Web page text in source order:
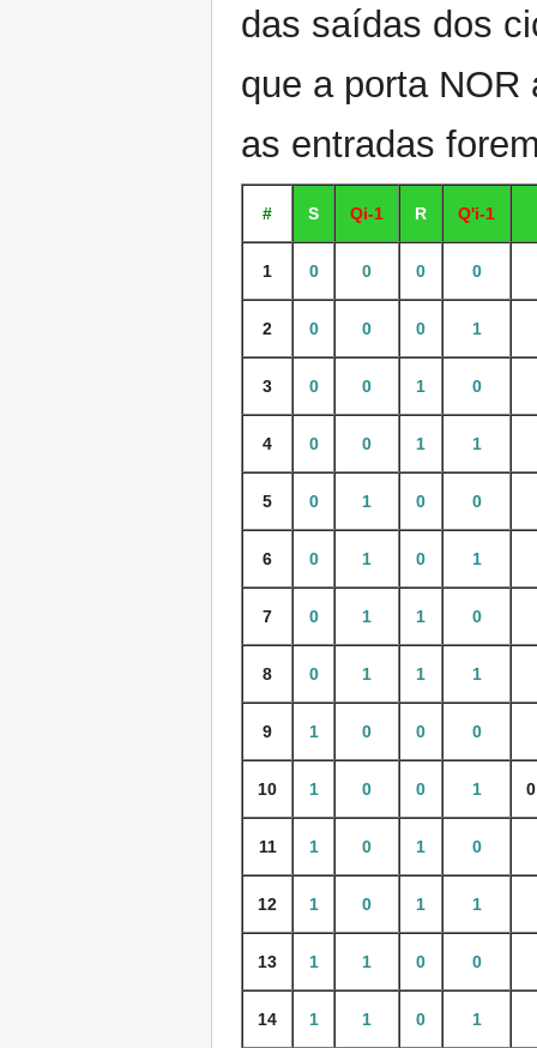
das saídas dos
que a porta NOR
as entradas
# S Qi-1 R Q'i-1
1 0 0 0 0
2 0 0 0 1
3 0 0 1 0
4 0 0 1 1
5 0 1 0 0
6 0 1 0 1
7 0 1 1 0
8 0 1 1 1
9 1 0 0 0
10 1 0 0 1
11 1 0 1 0
12 1 0 1 1
13 1 1 0 0
14 1 1 0 1